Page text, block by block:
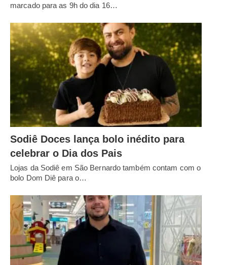
marcado para as 9h do dia 16…
Sodiê Doces lança bolo inédito para
celebrar o Dia dos Pais
Lojas da Sodiê em São Bernardo também contam com o
bolo Dom Diê para o…